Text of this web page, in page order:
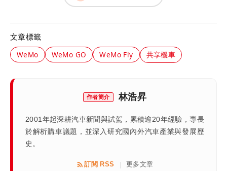
文章標籤
WeMo WeMo GO WeMo Fly 共享機車
作者簡介 林浩昇
2001年起深耕汽車新聞與試駕，累積逾20年經驗，專長
於解析購車議題，並深入研究國內外汽車產業與發展歷
史。
訂閱 RSS | 更多文章